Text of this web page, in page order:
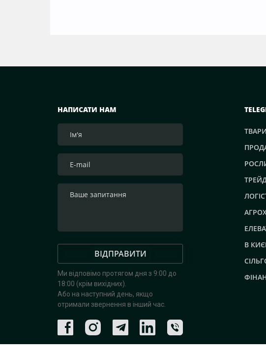
НАПИСАТИ НАМ
ВІДПРАВИТИ
Ми відповімо протягом дня з 9:00 до
18:00 (крім вихідних).
Або на наступний день, якщо
отримали звернення в інший час.
В